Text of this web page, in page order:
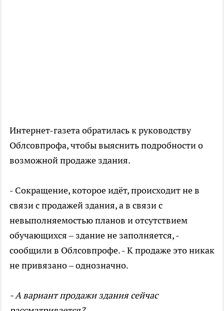
Интернет-газета обратилась к руководству
Облсовпрофа, чтобы выяснить подробности о
возможной продаже здания.
- Сокращение, которое идёт, происходит не в
связи с продажей здания, а в связи с
невыполняемостью планов и отсутствием
обучающихся – здание не заполняется, -
сообщили в Облсовпрофе. - К продаже это никак
не привязано – однозначно.
- А вариант продажи здания сейчас